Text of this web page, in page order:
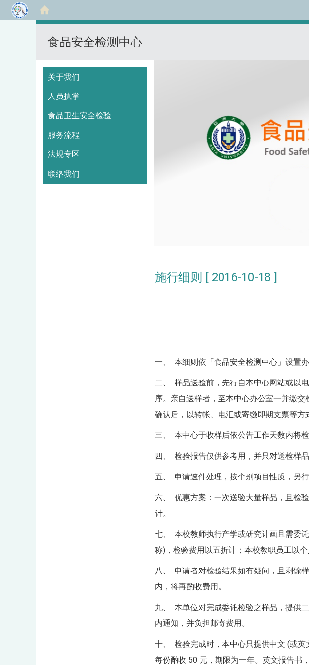
食品安全检测中心
关于我们
人员执掌
食品卫生安全检验
服务流程
法规专区
联络我们
施行细则 [ 2016-10-18 ]
一、 本细则依「食品安全检测中心」设置
二、 样品送验前，先行自本中心网站或以
序。亲自送样者，至本中心办公室一并缴
确认后，以转帐、电汇或寄缴即期支票等方
三、 本中心于收样后依公告工作天数内将
四、 检验报告仅供参考用，并只对送检样
五、 申请速件处理，按个别项目性质，另
六、 优惠方案：一次送验大量样品，且检
计。
七、 本校教师执行产学或研究计画且需委
称)，检验费用以五折计；本校教职员工以
八、 申请者对检验结果如有疑问，且剩馀
内，将再酌收费用。
九、 本单位对完成委讬检验之样品，提供
内通知，并负担邮寄费用。
十、 检验完成时，本中心只提供中文 (或英
每份酌收 50 元，期限为一年。英文报告书